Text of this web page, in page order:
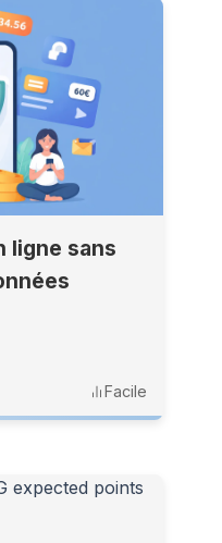
ligne sans
Facile